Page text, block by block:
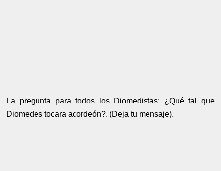
La pregunta para todos los Diomedistas: ¿Qué tal que
Diomedes tocara acordeón?. (Deja tu mensaje).